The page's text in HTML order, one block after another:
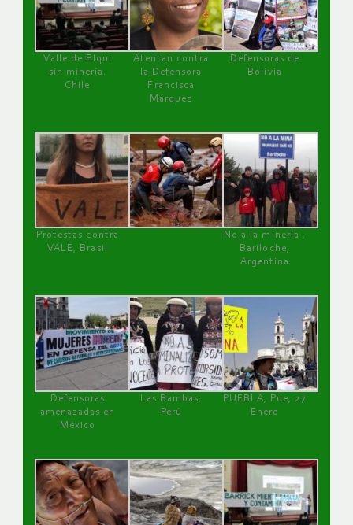
Valle de Elqui
sin minería.
Chile
Atentan contra
la Defensora
Francisca
Márquez
Defensoras de
Bolivia
Protestas contra
VALE, Brasil
No a la minería ,
Bariloche,
Argentina
Defensoras
amenazadas en
México
Las Bambas,
Perú
PUEBLA, Pue, 27
Enero